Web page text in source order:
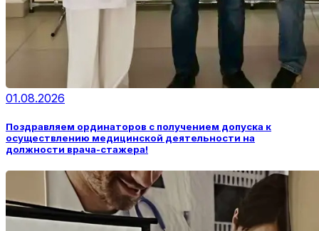
01.08.2026
Поздравляем ординаторов с получением допуска к
осуществлению медицинской деятельности на
должности врача-стажера!